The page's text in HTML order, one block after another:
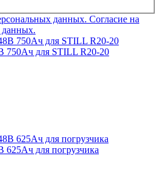
данных. Согласие на
данных.
750Ач для STILL R20-20
625Ач для погрузчика